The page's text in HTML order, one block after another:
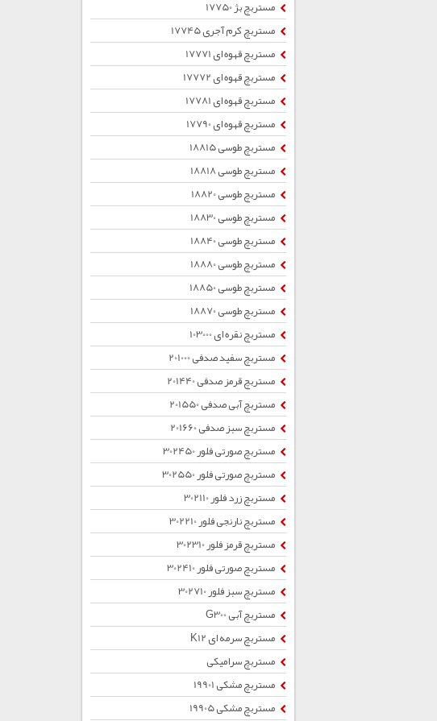
مستربچ بژ 17750
مستربچ کرم آجری 17745
مستربچ قهوه ای 17771
مستربچ قهوه ای 17772
مستربچ قهوه ای 17781
مستربچ قهوه ای 17790
مستربچ طوسی 18815
مستربچ طوسی 18818
مستربچ طوسی 18820
مستربچ طوسی 18830
مستربچ طوسی 18840
مستربچ طوسی 18880
مستربچ طوسی 18850
مستربچ طوسی 18870
مستربچ نقره ای 103000
مستربچ سفید صدفی 201000
مستربچ قرمز صدفی 201440
مستربچ آبی صدفی 201550
مستربچ سبز صدفی 201660
مستربچ صورتی فلور 302450
مستربچ صورتی فلور 302550
مستربچ زرد فلور 302110
مستربچ نارنجی فلور 302210
مستربچ قرمز فلور 302310
مستربچ صورتی فلور 302410
مستربچ سبز فلور 302710
مستربچ آبی G300
مستربچ سرمه ای K12
مستربچ سرامیکی
مستربچ مشکی 19901
مستربچ مشکی 19905